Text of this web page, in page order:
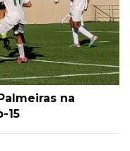
na
15